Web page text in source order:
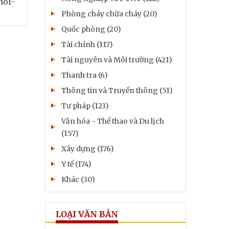
Phòng cháy chữa cháy (20)
Quốc phòng (20)
Tài chính (117)
Tài nguyên và Môi trường (421)
Thanh tra (6)
Thông tin và Truyền thông (51)
Tư pháp (123)
Văn hóa - Thể thao và Du lịch
(157)
Xây dựng (176)
Y tế (174)
Khác (30)
LOẠI VĂN BẢN